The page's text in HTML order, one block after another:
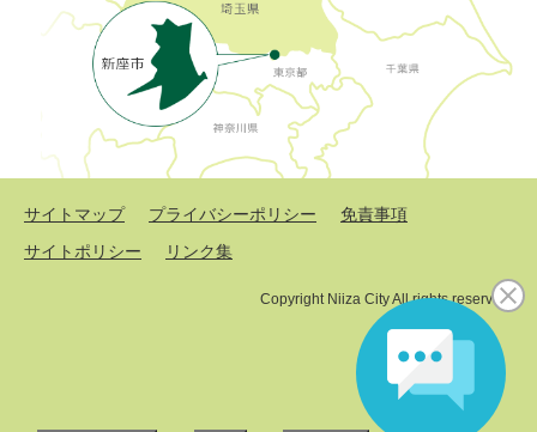
サイトマップ プライバシーポリシー
免責事項
サイトポリシー
リンク集
Copyright Niiza City All rights reserved.